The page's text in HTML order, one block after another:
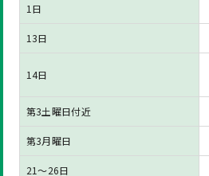
1日
13日
14日
第3土曜日付近
第3月曜日
21～26日